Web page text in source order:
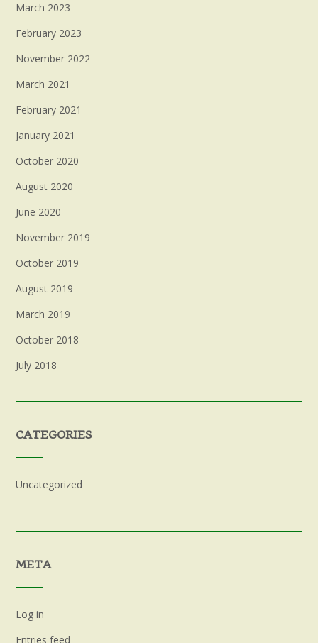
March 2023
February 2023
November 2022
March 2021
February 2021
January 2021
October 2020
August 2020
June 2020
November 2019
October 2019
August 2019
March 2019
October 2018
July 2018
CATEGORIES
Uncategorized
META
Log in
Entries feed